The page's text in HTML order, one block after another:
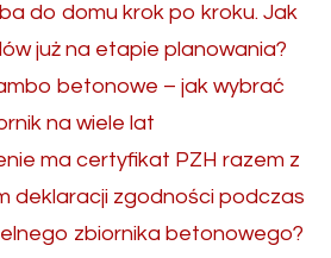
do domu krok po kroku. Jak
już na etapie planowania?
betonowe – jak wybrać
na wiele lat
ma certyfikat PZH razem z
deklaracji zgodności podczas
zbiornika betonowego?